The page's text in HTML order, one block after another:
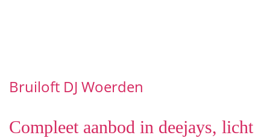
Bruiloft DJ Woerden
Compleet aanbod in deejays, licht